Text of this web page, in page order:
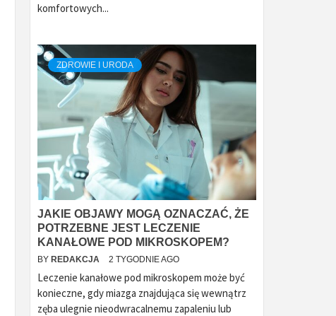
komfortowych...
ZDROWIE I URODA
JAKIE OBJAWY MOGĄ OZNACZAĆ, ŻE
POTRZEBNE JEST LECZENIE
KANAŁOWE POD MIKROSKOPEM?
BY REDAKCJA 2 TYGODNIE AGO
Leczenie kanałowe pod mikroskopem może być
konieczne, gdy miazga znajdująca się wewnątrz
zęba ulegnie nieodwracalnemu zapaleniu lub